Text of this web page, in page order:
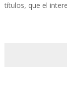
títulos, que el